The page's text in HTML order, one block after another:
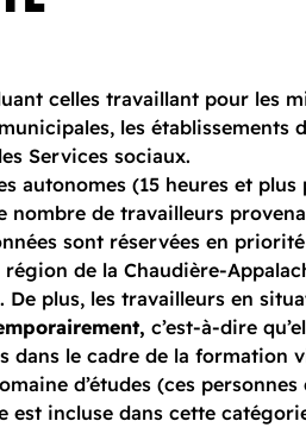
celles travaillant pour les
les
Services sociaux.
autonomes (15 heures et plus
nombre de travailleurs
sont réservées en
de la Chaudière-
plus, les travailleurs en
c’est-à-dire
dans le cadre de la
d’études (ces
est incluse dans cette